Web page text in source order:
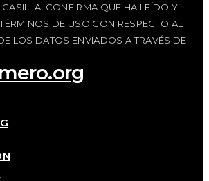
CASILLA, CONFIRMA QUE HA LEÍDO Y
DE USO CON RESPECTO AL
LOS DATOS ENVIADOS A TRAVÉS DE